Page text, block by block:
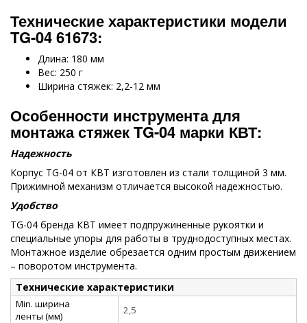
Технические характеристики модели
TG-0461673:
Длина: 180 мм
Вес: 250 г
Ширина стяжек: 2,2-12 мм
Особенности инструмента для
монтажа стяжекTG-04 марки КВТ:
Надежность
Корпус TG-04 от КВТ изготовлен из стали толщиной 3 мм.
Прижимной механизм отличается высокой надежностью.
Удобство
TG-04 бренда КВТ имеет подпружиненные рукоятки и
специальные упоры для работы в труднодоступных местах.
Монтажное изделие обрезается одним простым движением
– поворотом инструмента.
Технические характеристики
Min. ширина
ленты (мм)
2,5